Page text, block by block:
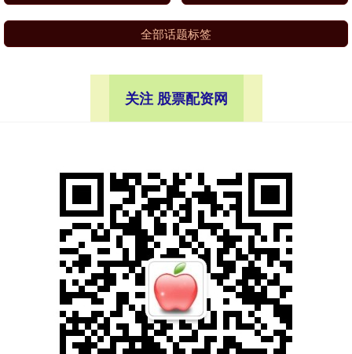
全部话题标签
关注 股票配资网